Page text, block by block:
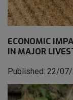
ECONOMIC
IN MAJOR
Published: 22/